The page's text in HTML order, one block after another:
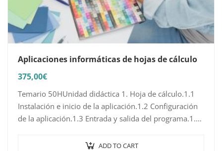
Aplicaciones informáticas de hojas de cálculo
375,00€
Temario 50HUnidad didáctica 1. Hoja de cálculo.1.1
Instalación e inicio de la aplicación.1.2 Configuración
de la aplicación.1.3 Entrada y salida del programa.1.4
ADD TO CART